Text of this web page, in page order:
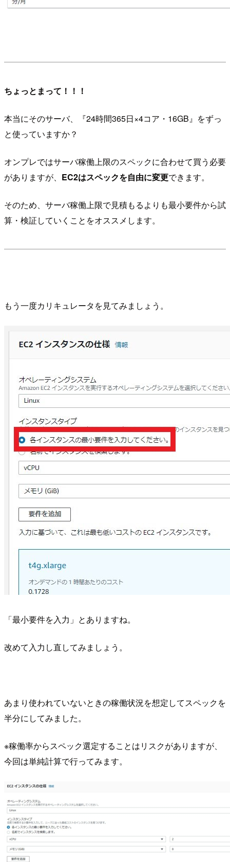
ちょっとまって！！！
本当にそのサーバ、『24時間365日×4コア・16GB』をずっ
と使っていますか？
オンプレではサーバ稼働上限のスペックに合わせて買う必要
がありますが、 EC2はスペックを自由に変更できます。
そのため、サーバ稼働上限で見積もるよりも最小要件から試
算・検証していくことをオススメします。
もう一度カリキュレータを見てみましょう。
「最小要件を入力」とありますね。
改めて入力し直してみましょう。
あまり使われていないときの稼働状況を想定してスペックを
半分にしてみました。
※稼働率からスペック選定することはリスクがありますが、
今回は単純計算で行ってみます。